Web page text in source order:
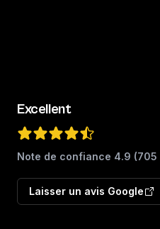
Excellent
Note de confiance 4.9 (705
Laisser un avis Google